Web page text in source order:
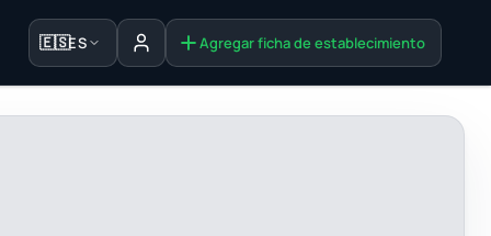
🇪🇸ES Iniciar sesiónAgregar ficha de establecimiento